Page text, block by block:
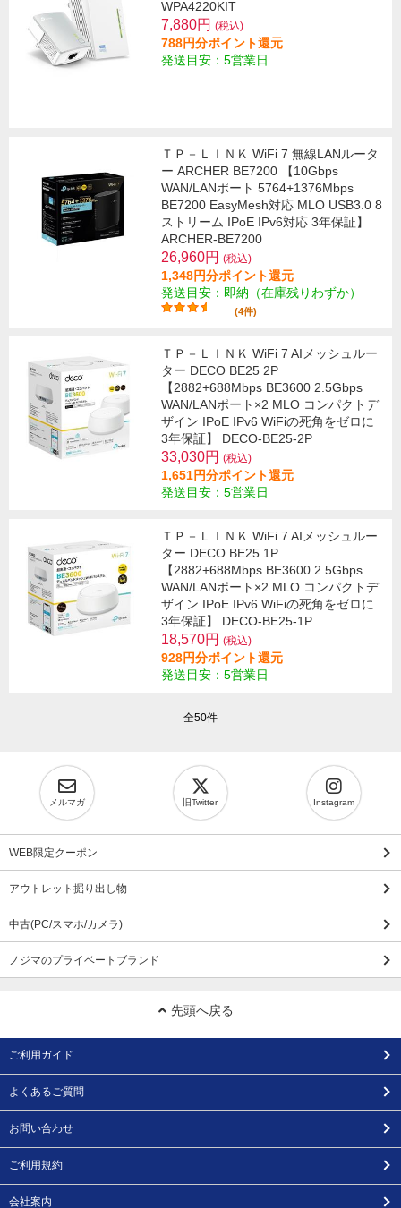
WPA4220KIT
7,880円 (税込)
788円分ポイント還元
発送目安：5営業日
ＴＰ－ＬＩＮＫ WiFi 7 無線LANルータ
ー ARCHER BE7200 【10Gbps
WAN/LANポート 5764+1376Mbps
BE7200 EasyMesh対応 MLO USB3.0 8
ストリーム IPoE IPv6対応 3年保証】
ARCHER-BE7200
26,960円 (税込)
1,348円分ポイント還元
発送目安：即納（在庫残りわずか）
(4件)
ＴＰ－ＬＩＮＫ WiFi 7 AIメッシュルー
ター DECO BE25 2P
【2882+688Mbps BE3600 2.5Gbps
WAN/LANポート×2 MLO コンパクトデ
ザイン IPoE IPv6 WiFiの死角をゼロに
3年保証】 DECO-BE25-2P
33,030円 (税込)
1,651円分ポイント還元
発送目安：5営業日
ＴＰ－ＬＩＮＫ WiFi 7 AIメッシュルー
ター DECO BE25 1P
【2882+688Mbps BE3600 2.5Gbps
WAN/LANポート×2 MLO コンパクトデ
ザイン IPoE IPv6 WiFiの死角をゼロに
3年保証】 DECO-BE25-1P
18,570円 (税込)
928円分ポイント還元
発送目安：5営業日
全50件
メルマガ 旧Twitter Instagram
WEB限定クーポン
アウトレット掘り出し物
中古(PC/スマホ/カメラ)
ノジマのプライベートブランド
先頭へ戻る
ご利用ガイド
よくあるご質問
お問い合わせ
ご利用規約
会社案内